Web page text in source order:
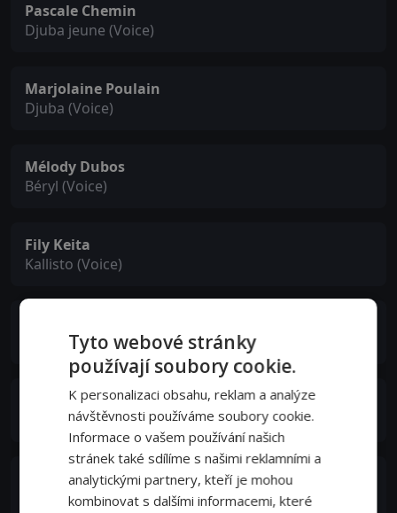
Pascale Chemin
Djuba jeune (Voice)
Marjolaine Poulain
Djuba (Voice)
Mélody Dubos
Béryl (Voice)
Fily Keita
Kallisto (Voice)
Chloé (Voice)
Frédéric Cerdal
Razza (Voice)
David Krüger
Akkar (Voice)
Tyto webové stránky
používají soubory cookie.
K personalizaci obsahu, reklam a analýze
návštěvnosti používáme soubory cookie.
Informace o vašem používání našich
stránek také sdílíme s našimi reklamními a
analytickými partnery, kteří je mohou
kombinovat s dalšími informacemi, které